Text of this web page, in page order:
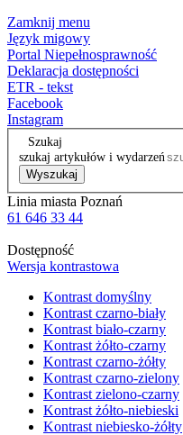
Zamknij menu
Język migowy
Portal Niepełnosprawność
Deklaracja dostępności
ETR - tekst
Facebook
Instagram
Szukaj
szukaj artykułów i wydarzeń
Wyszukaj
Linia miasta Poznań
61 646 33 44
Dostępność
Wersja kontrastowa
Kontrast domyślny
Kontrast czarno-biały
Kontrast biało-czarny
Kontrast żółto-czarny
Kontrast czarno-żółty
Kontrast czarno-zielony
Kontrast zielono-czarny
Kontrast żółto-niebieski
Kontrast niebiesko-żółty